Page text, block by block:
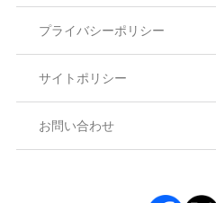
プライバシーポリシー
サイトポリシー
お問い合わせ